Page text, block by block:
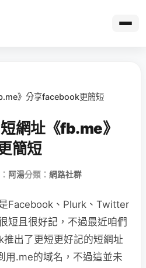
》分享facebook更簡短
網址《fb.me》
簡短
阿湯分類： 網路社群
Facebook、Plurk、Twitter
短且很好記，不過最近咱們
出了更短更好記的短網址
用.me的域名，不過這並未